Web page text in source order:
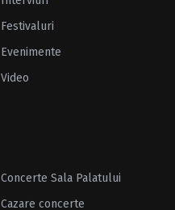
Festivaluri
Evenimente
Video
Concerte Sala Palatului
Cazare concerte